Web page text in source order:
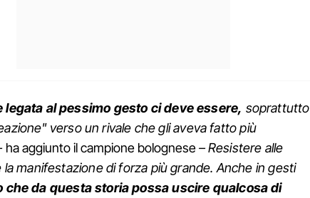
legata al pessimo gesto ci deve essere, soprattutto
verso un rivale che gli aveva fatto più
ha aggiunto il campione bolognese– Resistere alle
la manifestazione di forza più grande. Anche in gesti
che da questa storia possa uscire qualcosa di